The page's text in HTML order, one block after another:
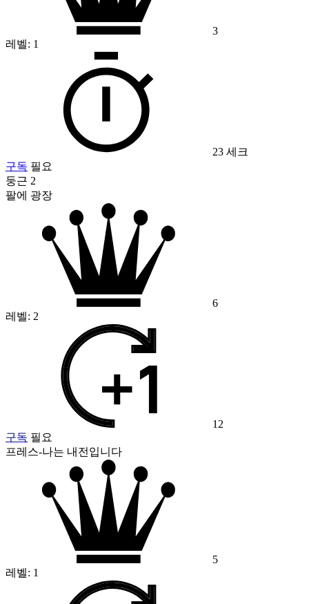
3
레벨: 1
23 세크
구독 필요
둥근 2
팔에 광장
6
레벨: 2
12
구독 필요
프레스-나는 내전입니다
5
레벨: 1